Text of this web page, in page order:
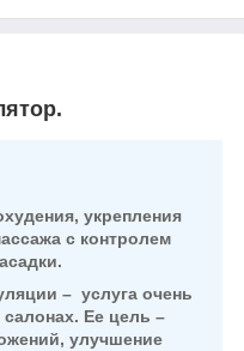
укрепления
с контролем
– услуга очень
салонах. Ее цель –
улучшение